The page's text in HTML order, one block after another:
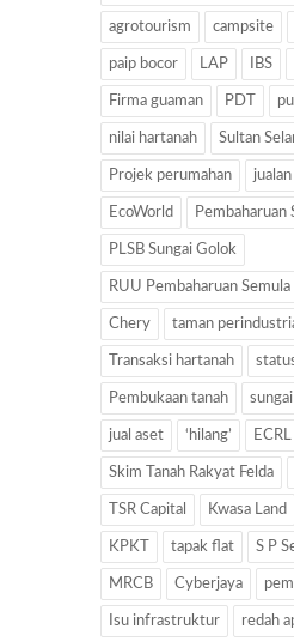
agrotourism campsite
paip bocor LAP IBS
Firma guaman PDT
nilai hartanah Sultan
Projek perumahan
EcoWorld Pembaharuan
PLSB Sungai Golok
RUU Pembaharuan Semula
Chery taman
Transaksi hartanah
Pembukaan tanah
jual aset ‘hilang’ ECRL
Skim Tanah Rakyat Felda
TSR Capital Kwasa Land
KPKT tapak flat S P
MRCB Cyberjaya
Isu infrastruktur redah